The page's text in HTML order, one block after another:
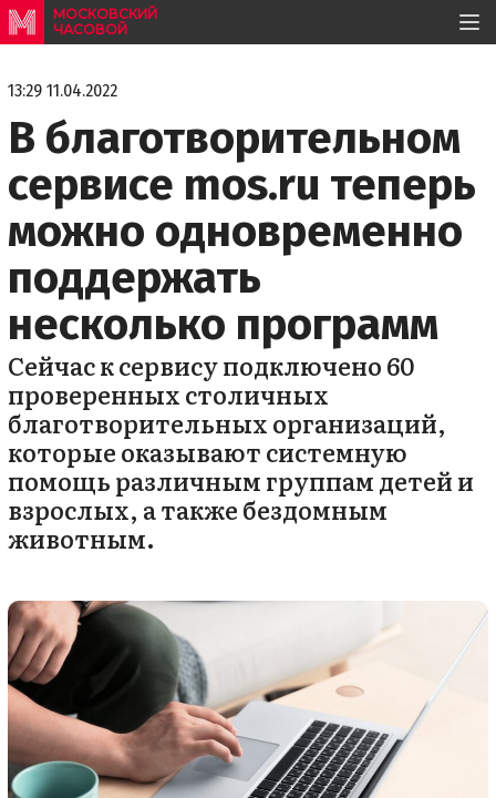
МОСКОВСКИЙ
ЧАСОВОЙ
13:29 11.04.2022
В благотворительном
сервисе mos.ru теперь
можно одновременно
поддержать
несколько программ
Сейчас к сервису подключено 60
проверенных столичных
благотворительных организаций,
которые оказывают системную
помощь различным группам детей и
взрослых, а также бездомным
животным.